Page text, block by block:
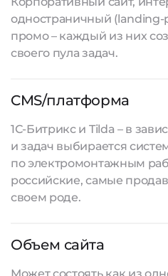
одностраничный (landing-
промо – каждый из них
своего пула задач.
CMS/платформа
1С-Битрикс и Tilda – в
и задач выбирается
по электромонтажным
российские, самые
своем роде.
Объем сайта